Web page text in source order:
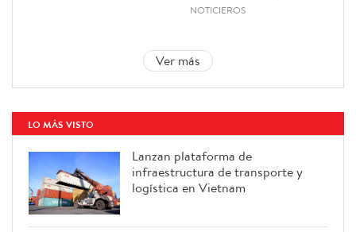
NOTICIEROS
Ver más
LO MÁS VISTO
Lanzan plataforma de
infraestructura de transporte y
logística en Vietnam